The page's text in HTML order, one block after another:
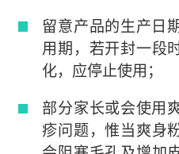
留意产品的生产日
用期，若开封一段
化，应停止使用；
部分家长或会使用
疹问题，惟当爽身